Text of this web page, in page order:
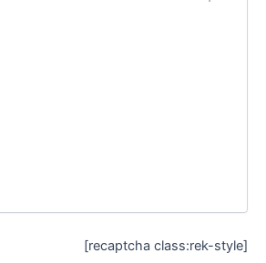
[recaptcha class:rek-style]